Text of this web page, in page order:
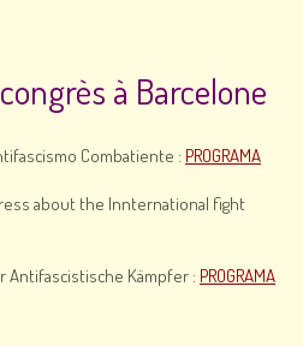
à Barcelone
Combatiente : PROGRAMA
about the Innternational fight
Antifascistische Kämpfer : PROGRAMA